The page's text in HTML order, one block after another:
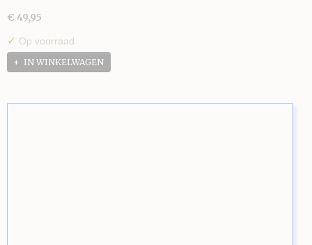
€ 49,95
✓ Op voorraad
IN WINKELWAGEN